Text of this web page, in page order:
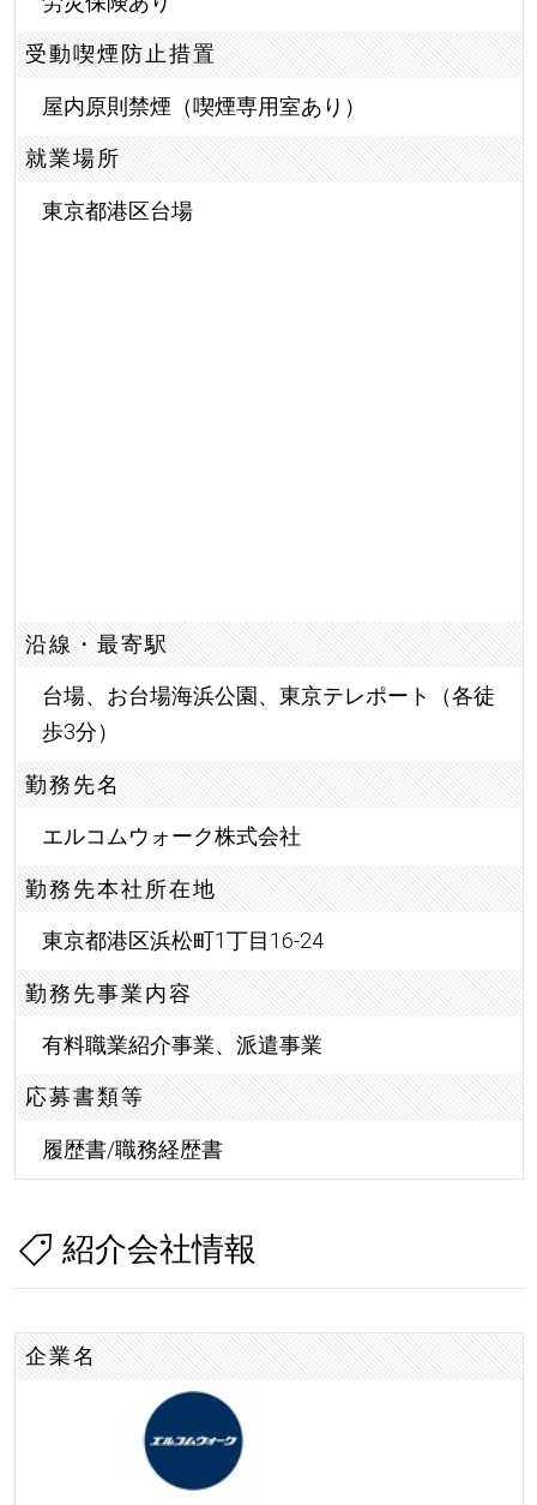
受動喫煙防止措置
屋内原則禁煙（喫煙専用室あり）
就業場所
東京都港区台場
沿線・最寄駅
台場、お台場海浜公園、東京テレポート（各徒
歩3分）
勤務先名
エルコムウォーク株式会社
勤務先本社所在地
東京都港区浜松町1丁目16-24
勤務先事業内容
有料職業紹介事業、派遣事業
応募書類等
履歴書/職務経歴書
紹介会社情報
企業名